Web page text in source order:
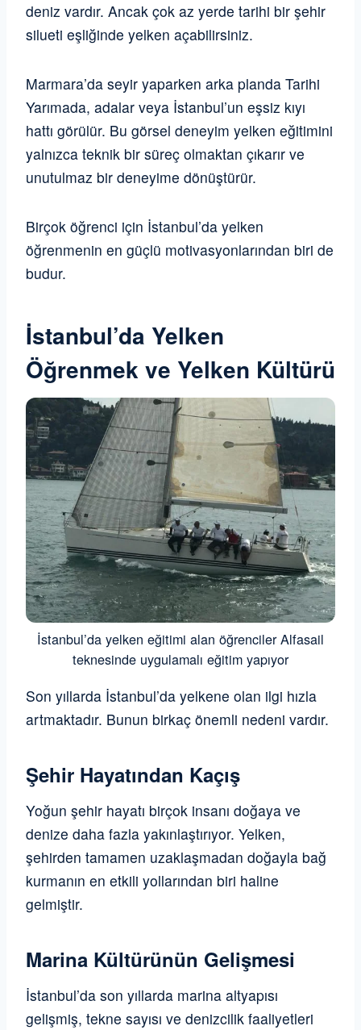
deniz vardır. Ancak çok az yerde tarihi bir şehir
silueti eşliğinde yelken açabilirsiniz.
Marmara’da seyir yaparken arka planda Tarihi
Yarımada, adalar veya İstanbul’un eşsiz kıyı
hattı görülür. Bu görsel deneyim yelken eğitimini
yalnızca teknik bir süreç olmaktan çıkarır ve
unutulmaz bir deneyime dönüştürür.
Birçok öğrenci için İstanbul’da yelken
öğrenmenin en güçlü motivasyonlarından biri de
budur.
İstanbul’da Yelken
Öğrenmek ve Yelken Kültürü
İstanbul’da yelken eğitimi alan öğrenciler Alfasail
teknesinde uygulamalı eğitim yapıyor
Son yıllarda İstanbul’da yelkene olan ilgi hızla
artmaktadır. Bunun birkaç önemli nedeni vardır.
Şehir Hayatından Kaçış
Yoğun şehir hayatı birçok insanı doğaya ve
denize daha fazla yakınlaştırıyor. Yelken,
şehirden tamamen uzaklaşmadan doğayla bağ
kurmanın en etkili yollarından biri haline
gelmiştir.
Marina Kültürünün Gelişmesi
İstanbul’da son yıllarda marina altyapısı
gelişmiş, tekne sayısı ve denizcilik faaliyetleri